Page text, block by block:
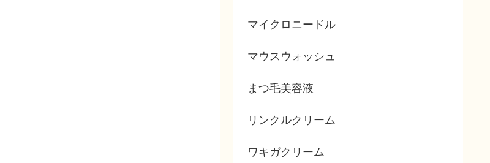
マイクロニードル
マウスウォッシュ
まつ毛美容液
リンクルクリーム
ワキガクリーム